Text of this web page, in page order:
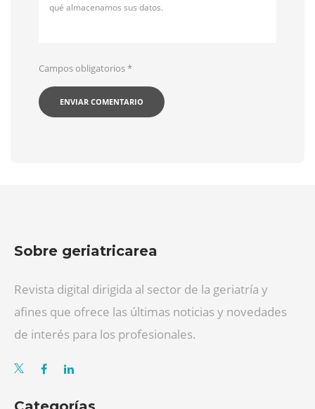
qué almacenamos sus datos.
Campos obligatorios*
Sobre geriatricarea
Revista digital dirigida al sector de la geriatría y
afines que ofrece las últimas noticias y novedades
de interés para los profesionales.